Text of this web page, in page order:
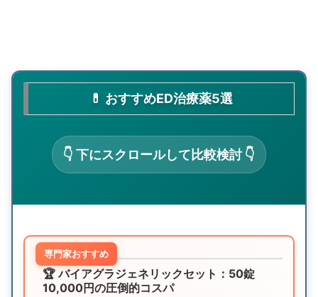
💊 おすすめED治療薬5選
👇 下にスクロールして比較検討 👇
🏆 バイアグラジェネリックセット：50錠
10,000円の圧倒的コスパ
専門家おすすめ